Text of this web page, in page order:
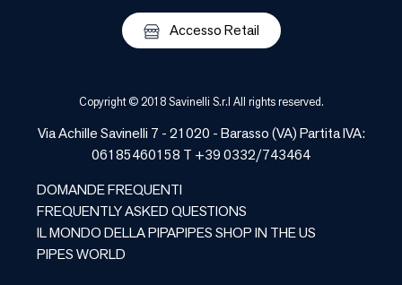
Accesso Retail
Copyright © 2018 Savinelli S.r.l All rights reserved.
Via Achille Savinelli 7 - 21020 -Barasso(VA) Partita IVA:
06185460158 T +39 0332/743464
DOMANDE FREQUENTI
FREQUENTLY ASKED QUESTIONS
IL MONDO DELLA PIPAPIPES SHOP IN THE US
PIPES WORLD